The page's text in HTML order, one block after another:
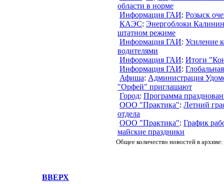
области в норме
Информация ГАИ: Розыск
КАЭС: Энергоблоки
штатном режиме
Информация ГАИ: Усиление
водителями
Информация ГАИ: Итоги
Информация ГАИ:
Афиша: Администрация
"Орфей" приглашают
Город: Программа
ООО "Практика": Летний
отдела
ООО "Практика": График
майские праздники
Общее количество новостей в
ВВЕРХ